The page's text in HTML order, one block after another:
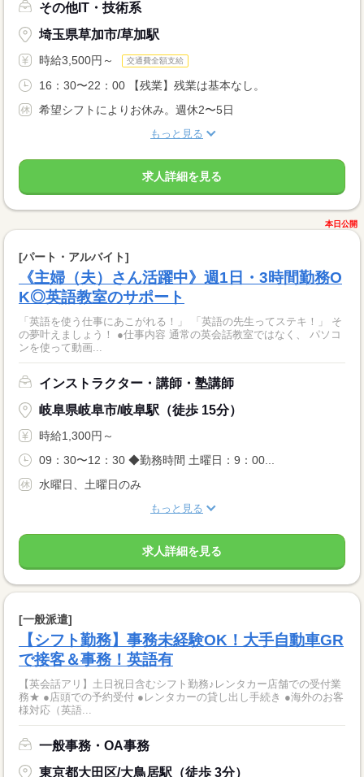
その他IT・技術系
埼玉県草加市/草加駅
時給3,500円～ 交通費全額支給
16：30〜22：00 【残業】残業は基本なし。
希望シフトによりお休み。週休2〜5日
もっと見る
求人詳細を見る
本日公開
[パート・アルバイト]
《主婦（夫）さん活躍中》週1日・3時間勤務O
K◎英語教室のサポート
「英語を使う仕事にあこがれる！」 「英語の先生ってステキ！」 そ
の夢叶えましょう！ ●仕事内容 通常の英会話教室ではなく、 パソコ
ンを使って動画...
インストラクター・講師・塾講師
岐阜県岐阜市/岐阜駅（徒歩 15分）
時給1,300円～
09：30〜12：30 ◆勤務時間 土曜日：9：00...
水曜日、土曜日のみ
もっと見る
求人詳細を見る
[一般派遣]
【シフト勤務】事務未経験OK！大手自動車GR
で接客＆事務！英語有
【英会話アリ】土日祝日含むシフト勤務♪レンタカー店舗での受付業
務★ ●店頭での予約受付 ●レンタカーの貸し出し手続き ●海外のお客
様対応（英語...
一般事務・OA事務
東京都大田区/大鳥居駅（徒歩 3分）